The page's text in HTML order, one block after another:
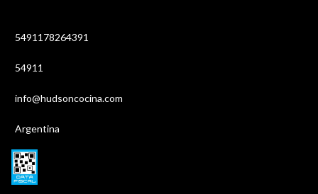
5491178264391
54911
info@hudsoncocina.com
Argentina